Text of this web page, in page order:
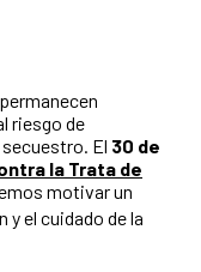
riesgo de
El 30 de
la Trata de
motivar un
el cuidado de la